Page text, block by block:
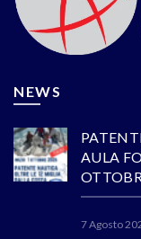
NEWS
AULA
7 Agosto